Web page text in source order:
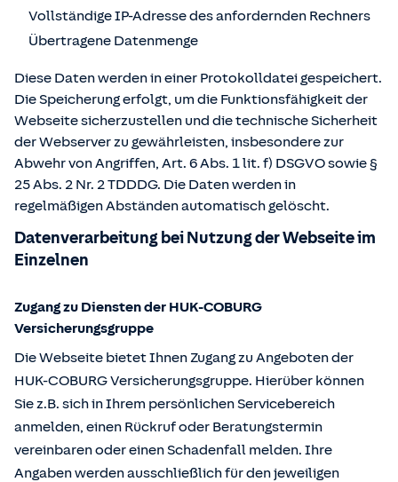
Vollständige IP-Adresse des anfordernden Rechners
Übertragene Datenmenge
Diese Daten werden in einer Protokolldatei gespeichert.
Die Speicherung erfolgt, um die Funktionsfähigkeit der
Webseite sicherzustellen und die technische Sicherheit
der Webserver zu gewährleisten, insbesondere zur
Abwehr von Angriffen, Art. 6 Abs. 1 lit. f) DSGVO sowie §
25 Abs. 2 Nr. 2 TDDDG. Die Daten werden in
regelmäßigen Abständen automatisch gelöscht.
Datenverarbeitung bei Nutzung der Webseite im
Einzelnen
Zugang zu Diensten der HUK-COBURG
Versicherungsgruppe
Die Webseite bietet Ihnen Zugang zu Angeboten der
HUK-COBURG Versicherungsgruppe. Hierüber können
Sie z.B. sich in Ihrem persönlichen Servicebereich
anmelden, einen Rückruf oder Beratungstermin
vereinbaren oder einen Schadenfall melden. Ihre
Angaben werden ausschließlich für den jeweiligen